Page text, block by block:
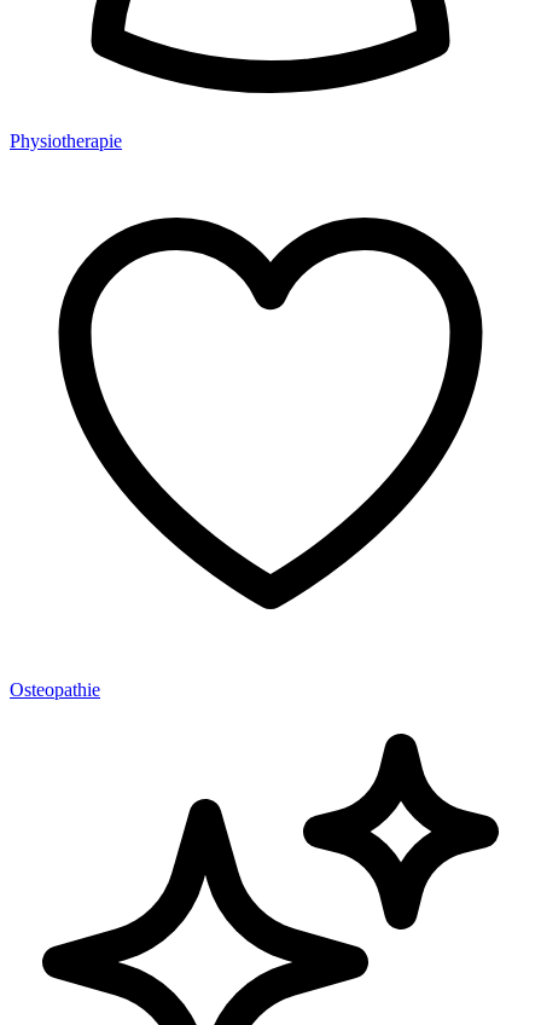
Physiotherapie
Osteopathie